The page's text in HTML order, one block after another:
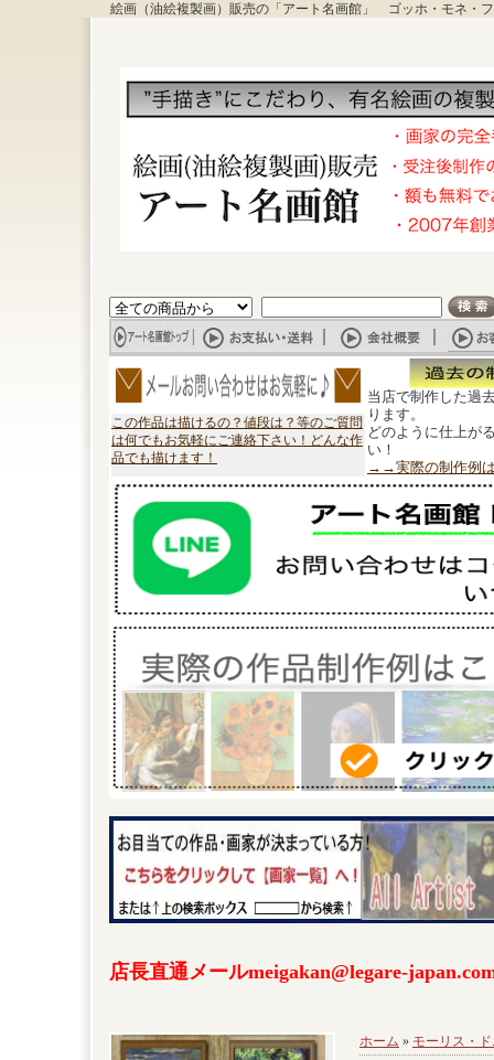
絵画（油絵複製画）販売の「アート名画館」 ゴッホ・モネ・
この作品は描けるの？値段は？等のご質問
は何でもお気軽にご連絡下さい！どんな作
品でも描けます！
当店で制作した過
ります。
どのように仕上が
い！
→→実際の制作例
店長直通メールmeigakan@legare-
ホーム » モーリス・